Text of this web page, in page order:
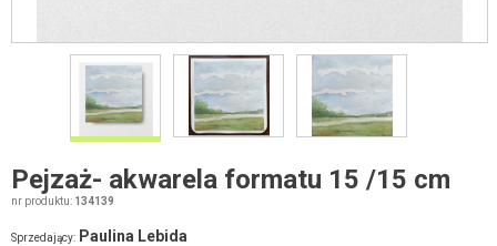
Pejzaż- akwarela formatu 15 /15 cm
nr produktu: 134139
Sprzedający: Paulina Lebida